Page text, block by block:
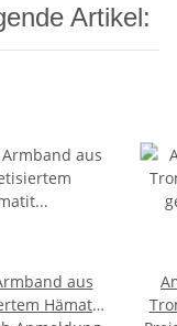
Artikel:
aus
Hämatit